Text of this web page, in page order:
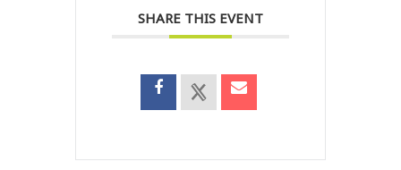
SHARE THIS EVENT